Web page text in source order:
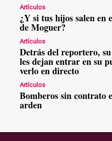
Artículos
¿Y si tus hijos salen en el vídeo de la agresión
de Moguer?
Artículos
Detrás del reportero, su casa calcinada: no
les dejan entrar en su
verlo en directo
Artículos
Bomberos sin contrato en los montes que
arden